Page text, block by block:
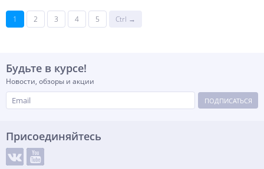
1 2 3 4 5 Ctrl →
Будьте в курсе!
Новости, обзоры и акции
ПОДПИСАТЬСЯ
Присоединяйтесь